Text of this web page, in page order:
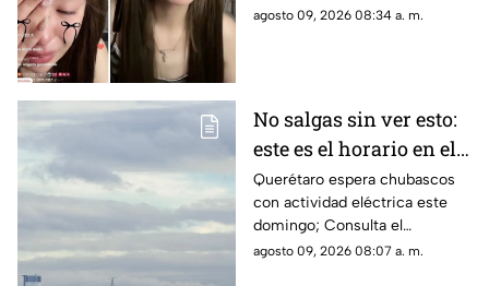
tras días de ciberacos0 masivo
agosto 09, 2026 08:34 a. m.
No salgas sin ver esto:
este es el horario en el
que se esperan lluvias
este domingo en
Querétaro
Querétaro espera chubascos
con actividad eléctrica este
domingo; Consulta el
pronóstico por municipios y
agosto 09, 2026 08:07 a. m.